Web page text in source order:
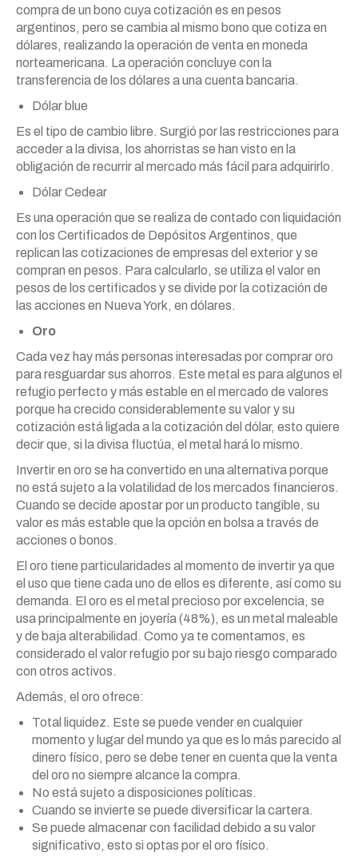
compra de un bono cuya cotización es en pesos
argentinos, pero se cambia al mismo bono que cotiza en
dólares, realizando la operación de venta en moneda
norteamericana. La operación concluye con la
transferencia de los dólares a una cuenta bancaria.
Dólar blue
Es el tipo de cambio libre. Surgió por las restricciones para
acceder a la divisa, los ahorristas se han visto en la
obligación de recurrir al mercado más fácil para adquirirlo.
Dólar Cedear
Es una operación que se realiza de contado con liquidación
con los Certificados de Depósitos Argentinos, que
replican las cotizaciones de empresas del exterior y se
compran en pesos. Para calcularlo, se utiliza el valor en
pesos de los certificados y se divide por la cotización de
las acciones en Nueva York, en dólares.
Oro
Cada vez hay más personas interesadas por comprar oro
para resguardar sus ahorros. Este metal es para algunos el
refugio perfecto y más estable en el mercado de valores
porque ha crecido considerablemente su valor y su
cotización está ligada a la cotización del dólar, esto quiere
decir que, si la divisa fluctúa, el metal hará lo mismo.
Invertir en oro se ha convertido en una alternativa porque
no está sujeto a la volatilidad de los mercados financieros.
Cuando se decide apostar por un producto tangible, su
valor es más estable que la opción en bolsa a través de
acciones o bonos.
El oro tiene particularidades al momento de invertir ya que
el uso que tiene cada uno de ellos es diferente, así como su
demanda. El oro es el metal precioso por excelencia, se
usa principalmente en joyería (48%), es un metal maleable
y de baja alterabilidad. Como ya te comentamos, es
considerado el valor refugio por su bajo riesgo comparado
con otros activos.
Además, el oro ofrece:
Total liquidez. Este se puede vender en cualquier
momento y lugar del mundo ya que es lo más parecido al
dinero físico, pero se debe tener en cuenta que la venta
del oro no siempre alcance la compra.
No está sujeto a disposiciones políticas.
Cuando se invierte se puede diversificar la cartera.
Se puede almacenar con facilidad debido a su valor
significativo, esto si optas por el oro físico.